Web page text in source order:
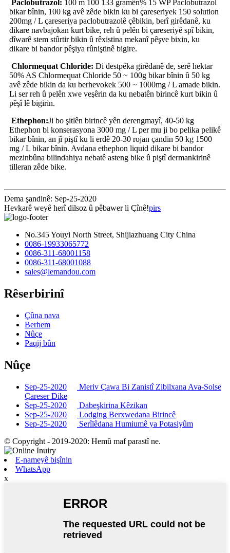
Paclobutrazol: 100 m 100 133 gramên% 15 WP Paclobutrazol
bikar bînin, 100 kg avê zêde bikin ku bi çareseriyek 150 solution
200mg / L çareseriya paclobutrazolê çêbikin, berî girêdanê, ku
dikare navbajokan kurt bike, reh û pelên bi çareseriyê spî bikin,
dîwarê stem stûrtir bikin û rêxistina mekanî pêşve bixin, ku
dikare bi bandor pêşiya rûniştinê bigire.
Chlormequat Chloride: Di destpêka girêdanê de, serê hektar
50% AS Chlormequat Chloride 50 ~ 100g bikar bînin û 50 kg
avê zêde bikin da ku berhevokek 500 ~ 1000mg / L amade bikin.
Li ser reh û pelên xwe veşêrin da ku nebatên birincê kurt bikin û
pêşî lê bigirin.
Ethephon:Ji bo şitlên birincê yên derengmayî, 40-50 kg
Ethephon bi konserasyona 3000 mg / L per mu ji bo pelika pelikê
bikar bînin, an jî piştî ku li erdê 20-30 rojan çandin 50 kg 1500
mg / L bikar bînin. Avdana ethephon liquid dikare bi bandor
mezinbûna bilindahiya nebatê asteng bike û piştî dermankirinê
tilleran zêde bike.
Dema şandinê: Sep-25-2020
Hevkarê weyê herî dilsoz û pêbawer li Çînê!pirs
No.345 Youyi North Street, Shijiazhuang City China
0086-19933065772
0086-311-68001158
0086-311-68001088
sales@lemandou.com
Rêserbirinî
Çûna nava
Berhem
Nûçe
Paqij bûn
Nûçe
Sep-25-2020
Meriv Çawa Bi Zanistî Zibilxana Ava-Solse
Çareser Dike
Sep-25-2020
Dabeşkirina Kêzikan
Sep-25-2020
Lodging Berxwedana Birincê
Sep-25-2020
Serîlêdana Humiumê ya Potasiyûm
© Copyright - 2019-2020: Hemû maf parastî ne.
E-nameyê bişînin
WhatsApp
x